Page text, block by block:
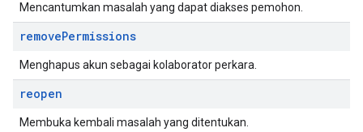
Mencantumkan masalah yang dapat diakses pemohon.
removePermissions
Menghapus akun sebagai kolaborator perkara.
reopen
Membuka kembali masalah yang ditentukan.